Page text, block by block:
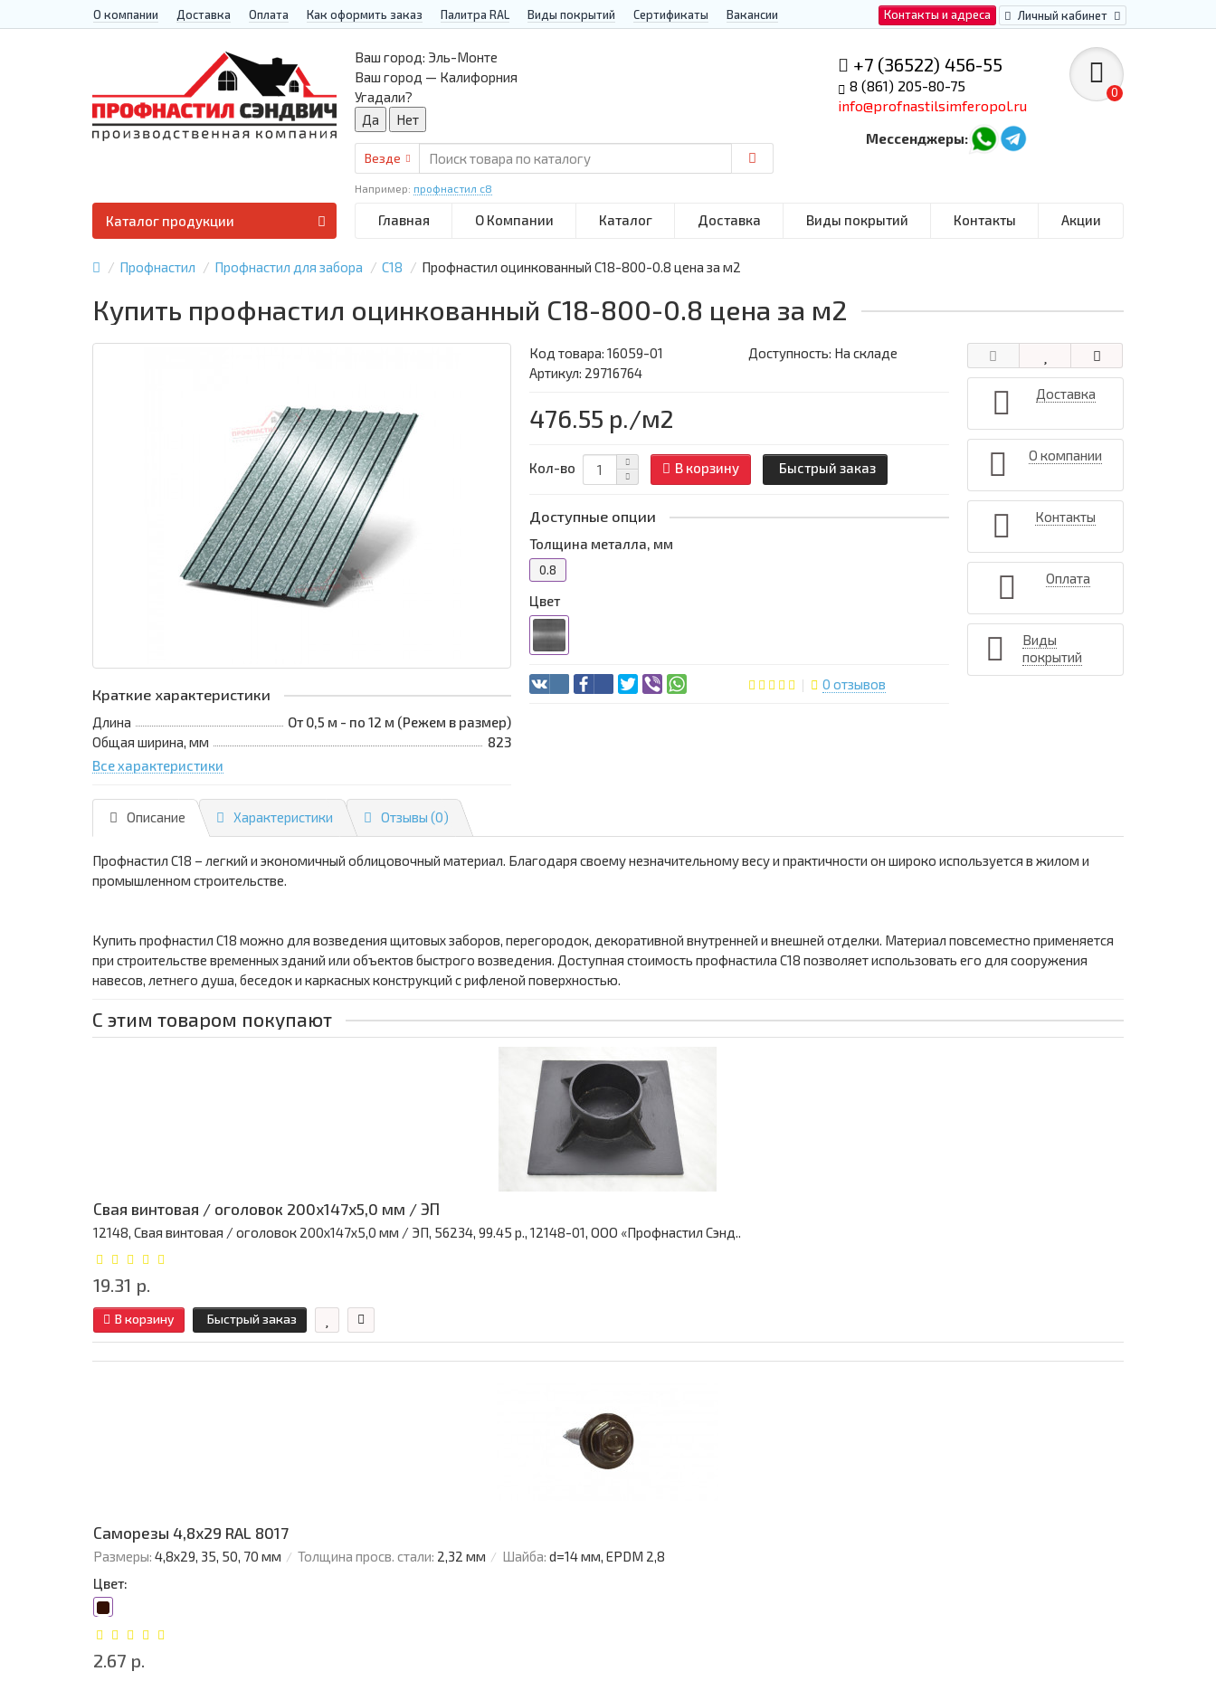
Контакты и адреса Личный кабинет
О компании Доставка Оплата Как оформить заказ Палитра RAL Виды покрытий Сертификаты Вакансии
+7 (36522) 456-55
8 (861) 205-80-75
info@profnastilsimferopol.ru
Мессенджеры:
0
Ваш город: Эль-Монте
Ваш город — Калифорния
Угадали?
Везде
Например: профнастил с8
Главная О Компании Каталог Доставка Виды покрытий Контакты Акции
Каталог продукции
Профнастил Профнастил для забора С18 Профнастил оцинкованный С18-800-0.8 цена за м2
Купить профнастил оцинкованный С18-800-0.8 цена за м2
Краткие характеристики
Длина
От 0,5 м - по 12 м (Режем в размер)
Общая ширина, мм
823
Все характеристики
Код товара:16059-01
Доступность: На складе
Артикул: 29716764
476.55 р./м2
Кол-во В корзину Быстрый заказ
Доступные опции
Толщина металла, мм
0.8
Цвет
0 отзывов
Доставка
О компании
Контакты
Оплата
Виды
покрытий
Описание Характеристики Отзывы (0)
Профнастил С18 – легкий и экономичный облицовочный материал. Благодаря своему незначительному весу и практичности он широко используется в жилом и
промышленном строительстве.
Купить профнастил С18 можно для возведения щитовых заборов, перегородок, декоративной внутренней и внешней отделки. Материал повсеместно применяется
при строительстве временных зданий или объектов быстрого возведения. Доступная стоимость профнастила С18 позволяет использовать его для сооружения
навесов, летнего душа, беседок и каркасных конструкций с рифленой поверхностью.
С этим товаром покупают
Свая винтовая / оголовок 200x147x5,0 мм / ЭП
12148, Свая винтовая / оголовок 200x147x5,0 мм / ЭП, 56234, 99.45 р., 12148-01, ООО «Профнастил Сэнд..
19.31 р.
В корзину Быстрый заказ
Саморезы 4,8х29 RAL 8017
Размеры: 4,8х29, 35, 50, 70 мм Толщина просв. стали: 2,32 мм Шайба: d=14 мм, EPDM 2,8
Цвет:
2.67 р.